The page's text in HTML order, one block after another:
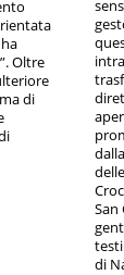
Oltre
di
San
di